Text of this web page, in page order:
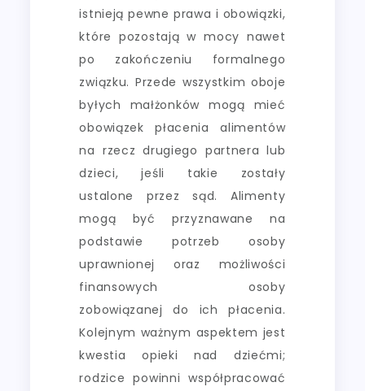
istnieją pewne prawa i obowiązki,
które pozostają w mocy nawet
po zakończeniu formalnego
związku. Przede wszystkim oboje
byłych małżonków mogą mieć
obowiązek płacenia alimentów
na rzecz drugiego partnera lub
dzieci, jeśli takie zostały
ustalone przez sąd. Alimenty
mogą być przyznawane na
podstawie potrzeb osoby
uprawnionej oraz możliwości
finansowych osoby
zobowiązanej do ich płacenia.
Kolejnym ważnym aspektem jest
kwestia opieki nad dziećmi;
rodzice powinni współpracować